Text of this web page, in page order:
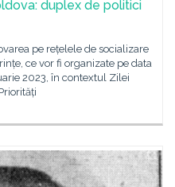
duplex de politici
pe rețelele de socializare
ce vor fi organizate pe data
2023, în contextul Zilei